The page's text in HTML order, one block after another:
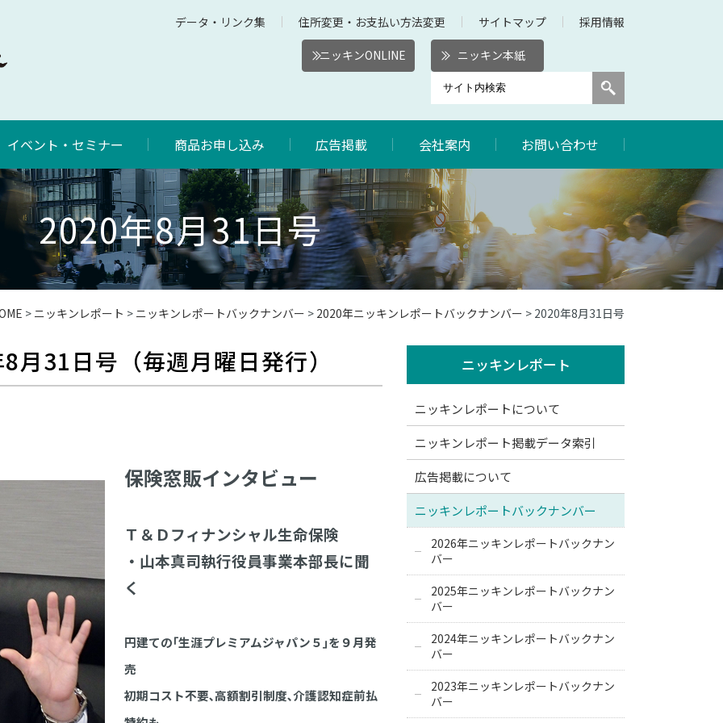
データ・リンク集 住所変更・お支払い方法変更 サイトマップ 採用情報
ニッキンONLINE ニッキン本紙
イベント・セミナー 商品お申し込み 広告掲載 会社案内 お問い合わせ
2020年8月31日号
> ニッキンレポート > ニッキンレポートバックナンバー > 2020年ニッキンレポートバックナンバー > 2020年8月31日号
31日号（毎週月曜日発行）
保険窓販インタビュー
Ｔ＆Ｄフィナンシャル生命保険
・山本真司執行役員事業本部長に聞
く
円建ての｢生涯プレミアムジャパン５｣を９月発
売
初期コスト不要､高額割引制度､介護認知症前払
ニッキンレポート
ニッキンレポートについて
ニッキンレポート掲載データ索引
広告掲載について
ニッキンレポートバックナンバー
2026年ニッキンレポートバックナン
バー
2025年ニッキンレポートバックナン
バー
2024年ニッキンレポートバックナン
バー
2023年ニッキンレポートバックナン
バー